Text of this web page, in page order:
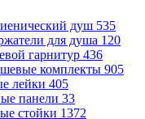
душ 535
для душа 120
гарнитур 436
комплекты 905
лейки 405
панели 33
стойки 1372